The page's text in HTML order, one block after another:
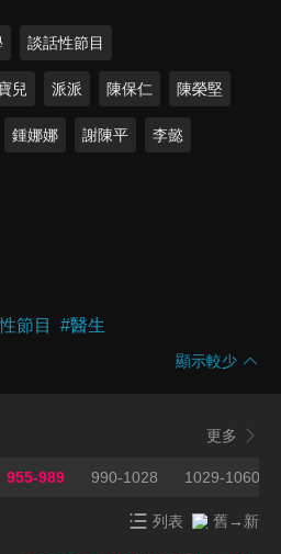
談話性節目
兒 派派 陳保仁 陳榮堅
鍾娜娜 謝陳平 李懿
節目 #醫生
顯示較少
更多
955-989 990-1028 1029-1060
列表 舊→新